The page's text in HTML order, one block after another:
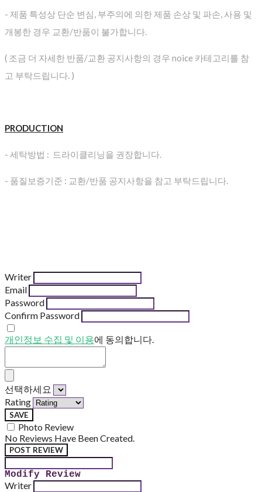
- 제품 특성상 단순 변심, 부주의에 의한 제품 손상 및 파손, 사용 및
개봉한 경우 교환/반품이 불가합니다.
( 조금 더 자세한 반품/교환 공지사항의 경우 noice 카테고리를 참
고 부탁드립니다. )
PRODUCTION
- 세탁방법 : 드라이클리닝을 권장합니다.
- 품질보증기준 : 교환/반품 공지사항을 참고 부탁드립니다.
Writer
Email
Password
Confirm Password
개인정보 수집 및 이용에 동의합니다.
선택하세요
Rating
SAVE
Photo Review
No Reviews Have Been Created.
POST REVIEW
Modify Review
Writer